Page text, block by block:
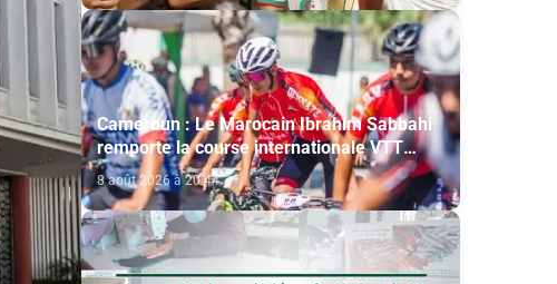
Cameroun : Le Marocain Ibrahim Sabbahi
remporte la course internationale VTT
"Chantal Biya"
8 août 2026 à 20:44